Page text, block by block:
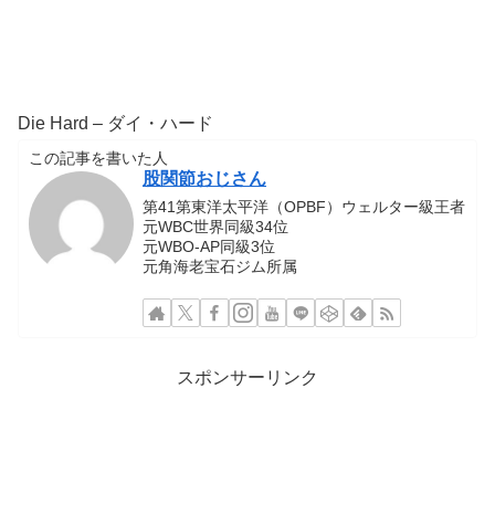
Die Hard – ダイ・ハード
この記事を書いた人
股関節おじさん
第41第東洋太平洋（OPBF）ウェルター級王者
元WBC世界同級34位
元WBO-AP同級3位
元角海老宝石ジム所属
スポンサーリンク